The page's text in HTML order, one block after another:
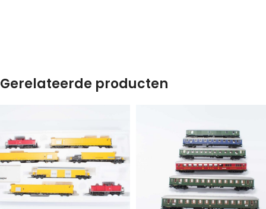
Gerelateerde producten